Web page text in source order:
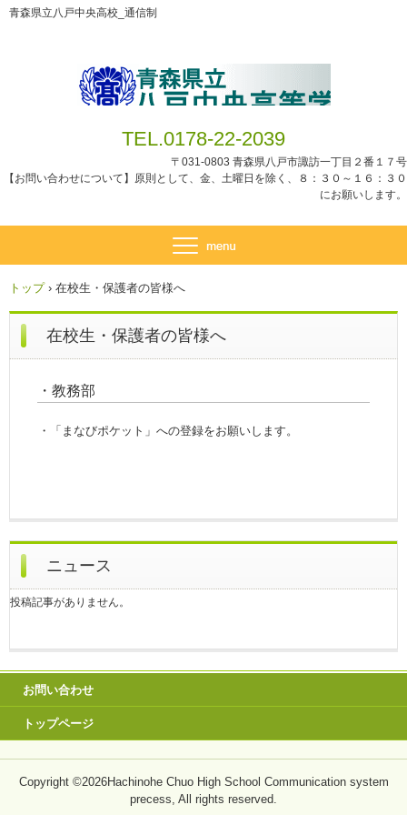
青森県立八戸中央高校_通信制
TEL.0178-22-2039
〒031-0803 青森県八戸市諏訪一丁目２番１７号
【お問い合わせについて】原則として、金、土曜日を除く、８：３０～１６：３０
にお願いします。
トップ › 在校生・保護者の皆様へ
在校生・保護者の皆様へ
・教務部
・「まなびポケット」への登録をお願いします。
ニュース
投稿記事がありません。
お問い合わせ
トップページ
Copyright ©2026Hachinohe Chuo High School Communication system
precess, All rights reserved.